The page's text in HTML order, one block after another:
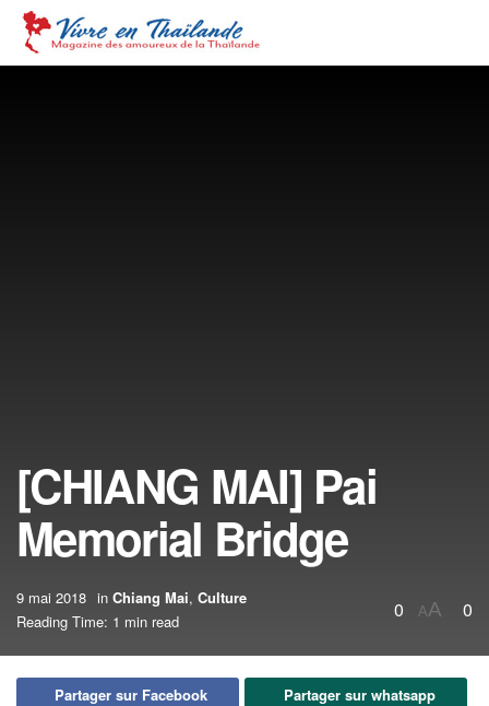
[CHIANG MAI] Pai
Memorial Bridge
9 mai 2018 in Chiang Mai, Culture
Reading Time: 1 min read
0 AA 0
Partager sur Facebook
Partager sur whatsapp